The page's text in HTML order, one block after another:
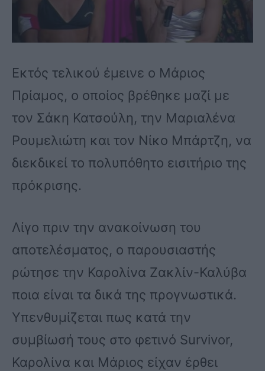
Εκτός τελικού έμεινε ο Μάριος
Πρίαμος, ο οποίος βρέθηκε μαζί με
τον Σάκη Κατσούλη, την Μαριαλένα
Ρουμελιώτη και τον Νίκο Μπάρτζη, να
διεκδικεί το πολυπόθητο εισιτήριο της
πρόκρισης.
Λίγο πριν την ανακοίνωση του
αποτελέσματος, ο παρουσιαστής
ρώτησε την Καρολίνα Ζακλίν-Καλύβα
ποια είναι τα δικά της προγνωστικά.
Υπενθυμίζεται πως κατά την
συμβίωσή τους στο φετινό Survivor,
Καρολίνα και Μάριος είχαν έρθει